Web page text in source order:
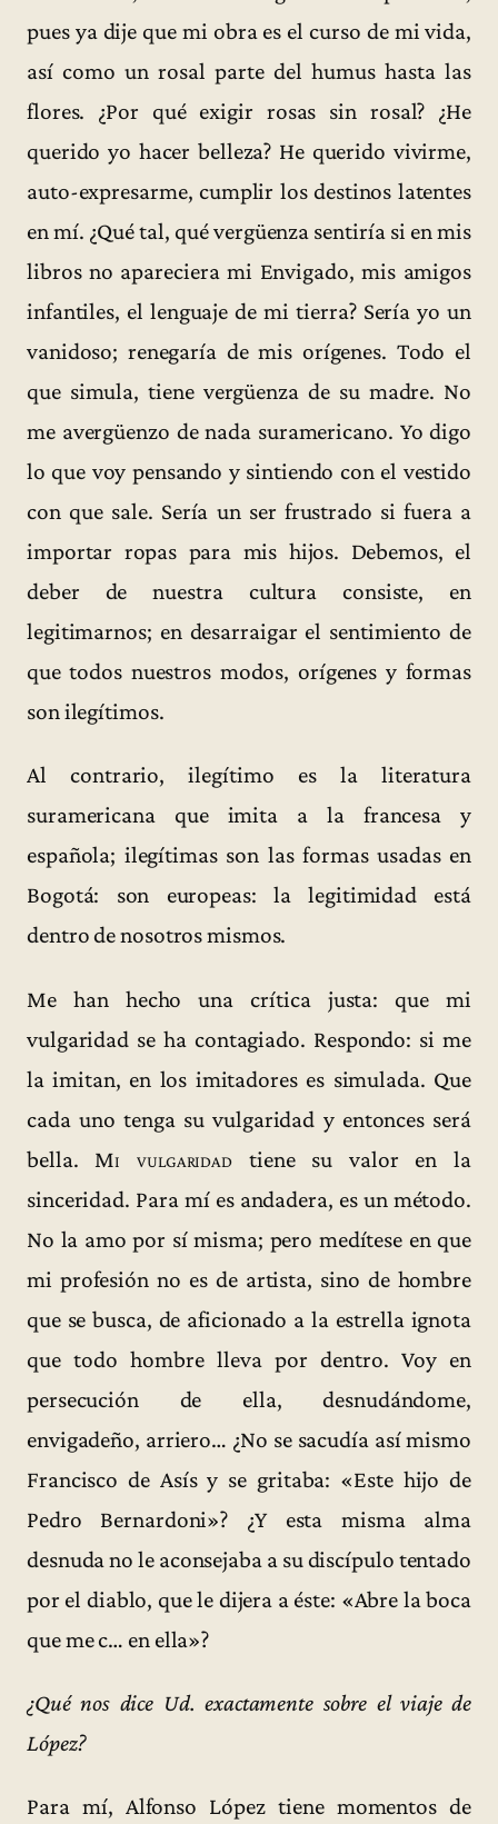
pues ya dije que mi obra es el curso de mi vida,
así como un rosal parte del humus hasta las
flores. ¿Por qué exigir rosas sin rosal? ¿He
querido yo hacer belleza? He querido vivirme,
auto-expresarme, cumplir los destinos latentes
en mí. ¿Qué tal, qué vergüenza sentiría si en mis
libros no apareciera mi Envigado, mis amigos
infantiles, el lenguaje de mi tierra? Sería yo un
vanidoso; renegaría de mis orígenes. Todo el
que simula, tiene vergüenza de su madre. No
me avergüenzo de nada suramericano. Yo digo
lo que voy pensando y sintiendo con el vestido
con que sale. Sería un ser frustrado si fuera a
importar ropas para mis hijos. Debemos, el
deber de nuestra cultura consiste, en
legitimarnos; en desarraigar el sentimiento de
que todos nuestros modos, orígenes y formas
son ilegítimos.
Al contrario, ilegítimo es la literatura
suramericana que imita a la francesa y
española; ilegítimas son las formas usadas en
Bogotá: son europeas: la legitimidad está
dentro de nosotros mismos.
Me han hecho una crítica justa: que mi
vulgaridad se ha contagiado. Respondo: si me
la imitan, en los imitadores es simulada. Que
cada uno tenga su vulgaridad y entonces será
bella. Mi vulgaridad tiene su valor en la
sinceridad. Para mí es andadera, es un método.
No la amo por sí misma; pero medítese en que
mi profesión no es de artista, sino de hombre
que se busca, de aficionado a la estrella ignota
que todo hombre lleva por dentro. Voy en
persecución de ella, desnudándome,
envigadeño, arriero… ¿No se sacudía así mismo
Francisco de Asís y se gritaba: «Este hijo de
Pedro Bernardoni»? ¿Y esta misma alma
desnuda no le aconsejaba a su discípulo tentado
por el diablo, que le dijera a éste: «Abre la boca
que me c… en ella»?
¿Qué nos dice Ud. exactamente sobre el viaje de
López?
Para mí, Alfonso López tiene momentos de